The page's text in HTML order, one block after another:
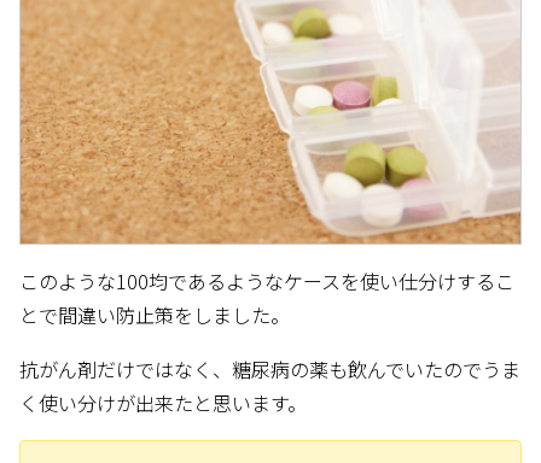
このような100均であるようなケースを使い仕分けするこ
とで間違い防止策をしました。
抗がん剤だけではなく、糖尿病の薬も飲んでいたのでうま
く使い分けが出来たと思います。